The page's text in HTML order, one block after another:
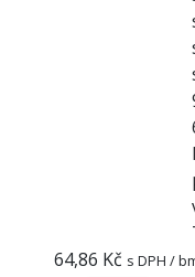
64,86 Kč s DPH /